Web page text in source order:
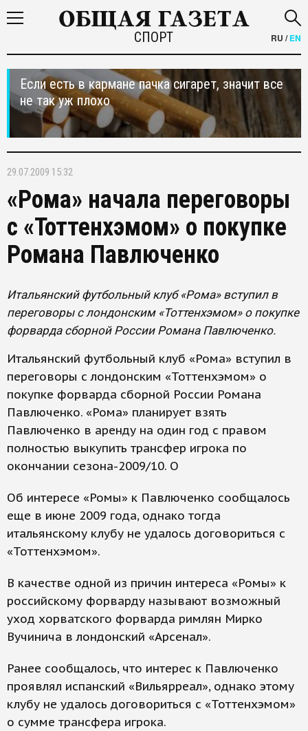
СПОРТ RU /EN
Если есть в кармане пачка сигарет, значит все
не так уж плохо
29.07.2009 15:32
«Рома» начала переговоры
с «Тоттенхэмом» о покупке
Романа Павлюченко
Итальянский футбольный клуб «Рома» вступил в
переговоры с лондонским «Тоттенхэмом» о покупке
форварда сборной России Романа Павлюченко.
Итальянский футбольный клуб «Рома» вступил в
переговоры с лондонским «Тоттенхэмом» о
покупке форварда сборной России Романа
Павлюченко. «Рома» планирует взять
Павлюченко в аренду на один год с правом
полностью выкупить трансфер игрока по
окончании сезона-2009/10. О
Об интересе «Ромы» к Павлюченко сообщалось
еще в июне 2009 года, однако тогда
итальянскому клубу не удалось договориться с
«Тоттенхэмом».
В качестве одной из причин интереса «Ромы» к
российскому форварду называют возможный
уход хорватского форварда римлян Мирко
Вучинича в лондонский «Арсенал».
Ранее сообщалось, что интерес к Павлюченко
проявлял испанский «Вильярреал», однако этому
клубу не удалось договориться с «Тоттенхэмом»
о сумме трансфера игрока.